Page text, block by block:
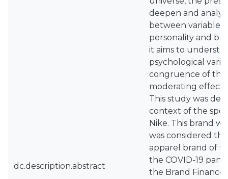
dc.description.abstract
deepen and
between variables,
personality and
it aims to
psychological
congruence of the
moderating effect
This study was
context of the
Nike. This brand
was considered
apparel brand of
the COVID-19
the Brand Finance